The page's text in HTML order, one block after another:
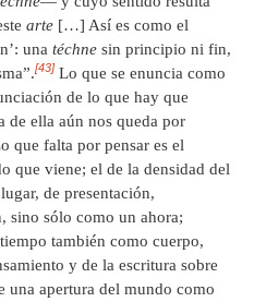
arte […] Así es como el
una téchne sin principio ni fin,
[43] Lo que se enuncia como
de lo que hay que
de ella aún nos queda por
que falta por pensar es el
que viene; el de la densidad del
de presentación,
sino sólo como un ahora;
también como cuerpo,
y de la escritura sobre
una apertura del mundo como